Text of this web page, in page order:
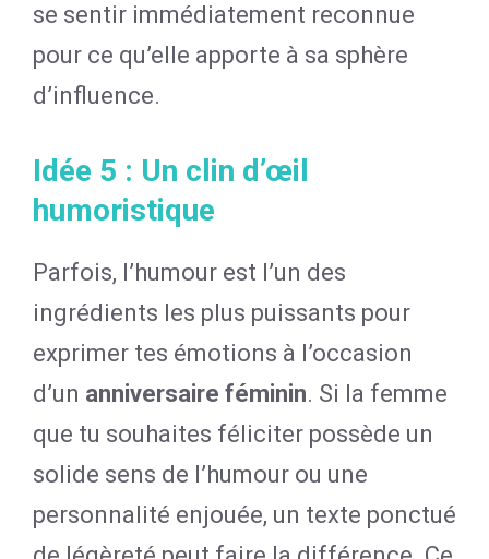
se sentir immédiatement reconnue
pour ce qu’elle apporte à sa sphère
d’influence.
Idée 5 : Un clin d’œil
humoristique
Parfois, l’humour est l’un des
ingrédients les plus puissants pour
exprimer tes émotions à l’occasion
d’un anniversaire féminin. Si la femme
que tu souhaites féliciter possède un
solide sens de l’humour ou une
personnalité enjouée, un texte ponctué